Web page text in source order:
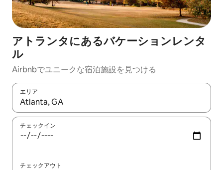
アトランタにあるバケーションレンタ
ル
Airbnbでユニークな宿泊施設を見つける
エリア
検索結果が表示されたら、上下の矢印キーを使って移動するか
チェックイン
チェックアウト